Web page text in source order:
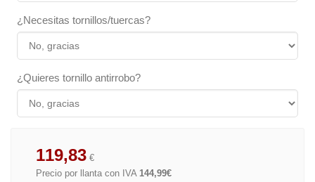
¿Necesitas tornillos/tuercas?
¿Quieres tornillo antirrobo?
119,83 €
Precio por llanta con IVA 144,99€